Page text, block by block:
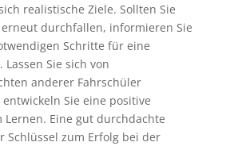
realistische Ziele. Sollten Sie
durchfallen, informieren Sie
Schritte für eine
Sie sich von
anderer Fahrschüler
Sie eine positive
Lernen. Eine gut durchdachte
Schlüssel zum Erfolg bei der